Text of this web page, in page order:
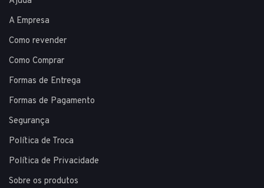
A Empresa
Como revender
Como Comprar
Formas de Entrega
Formas de Pagamento
Segurança
Política de Troca
Política de Privacidade
Sobre os produtos